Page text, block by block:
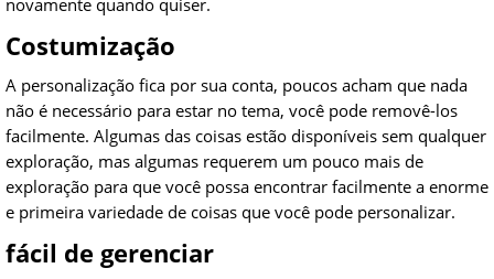
novamente quando quiser.
Costumização
A personalização fica por sua conta, poucos acham que nada
não é necessário para estar no tema, você pode removê-los
facilmente. Algumas das coisas estão disponíveis sem qualquer
exploração, mas algumas requerem um pouco mais de
exploração para que você possa encontrar facilmente a enorme
e primeira variedade de coisas que você pode personalizar.
fácil de gerenciar